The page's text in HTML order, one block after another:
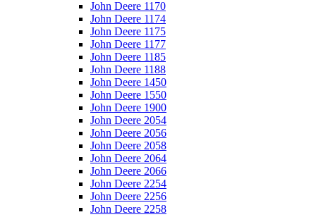
John Deere 1170
John Deere 1174
John Deere 1175
John Deere 1177
John Deere 1185
John Deere 1188
John Deere 1450
John Deere 1550
John Deere 1900
John Deere 2054
John Deere 2056
John Deere 2058
John Deere 2064
John Deere 2066
John Deere 2254
John Deere 2256
John Deere 2258